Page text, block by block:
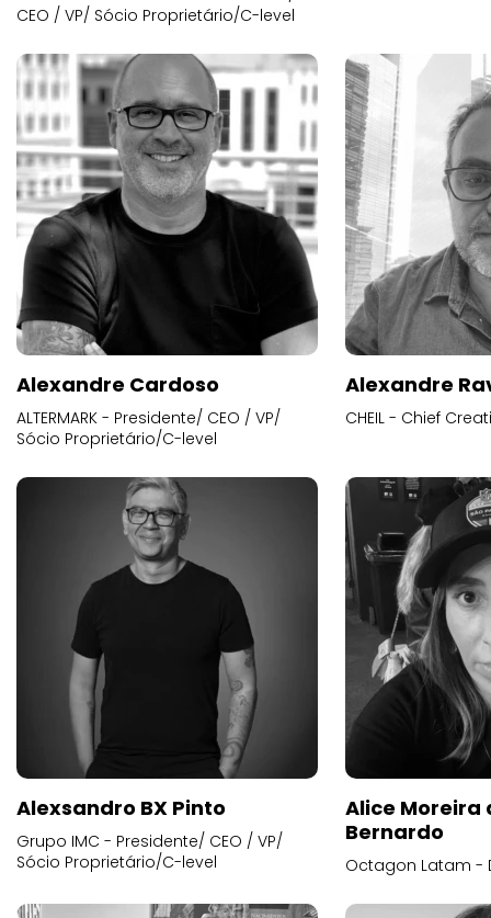
CEO / VP/ Sócio Proprietário/C-level
Alexandre Cardoso
ALTERMARK - Presidente/ CEO / VP/
Sócio Proprietário/C-level
Alexandre
CHEIL - Chief
Alexsandro BX Pinto
Grupo IMC - Presidente/ CEO / VP/
Sócio Proprietário/C-level
Alice
Bernardo
Octagon Latam -